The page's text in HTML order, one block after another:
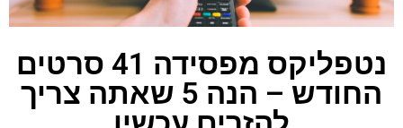
נטפליקס מפסידה 41 סרטים
החודש – הנה 5 שאתה צריך